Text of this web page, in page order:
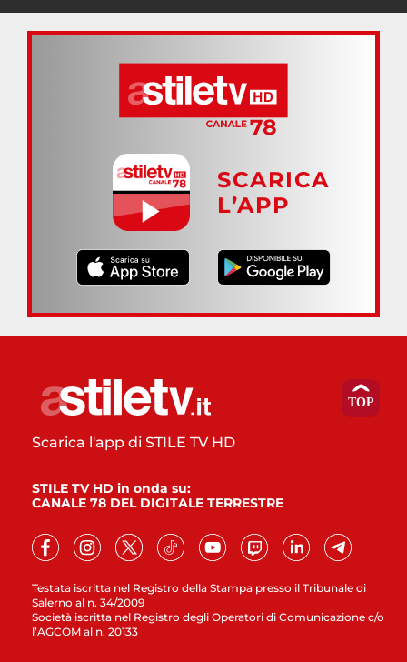
SCARICA
L’APP
Testata iscritta nel Registro della Stampa presso il Tribunale di
Salerno al n. 34/2009
Società iscritta nel Registro degli Operatori di Comunicazione c/o
l’AGCOM al n. 20133
Scarica l'app di STILE TV HD
STILE TV HD in onda su:
CANALE 78 DEL DIGITALE TERRESTRE